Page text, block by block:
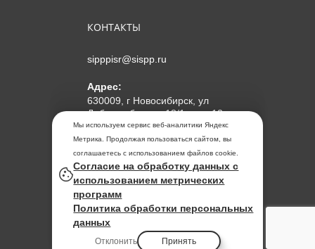
Мы используем сервис веб-аналитики Яндекс
Метрика. Продолжая пользоваться сайтом, вы
соглашаетесь с использованием файлов cookie.
Согласие на обработку данных с
использованием метрических
программ
Политика обработки персональных
данных
Принять
Отклонить
КОНТАКТЫ
sipppisr@sispp.ru
Адрес:
630009, г Новосибирск, ул
Добролюбова, д 18/1, пом 12
АНО ДПО "МИПКП"
ИНН5405963859
ОГРН 1155476104354
Политика обработки
персональных данных